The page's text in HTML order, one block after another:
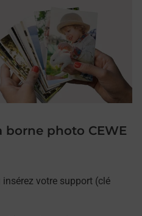
photo CEWE
votre support (clé